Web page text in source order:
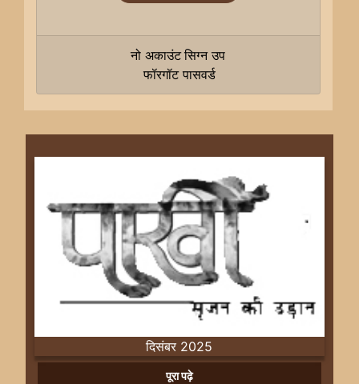
नो अकाउंट सिग्न उप
फॉरगॉट पासवर्ड
दिसंबर 2025
Previous
Next
पूरा पढ़े